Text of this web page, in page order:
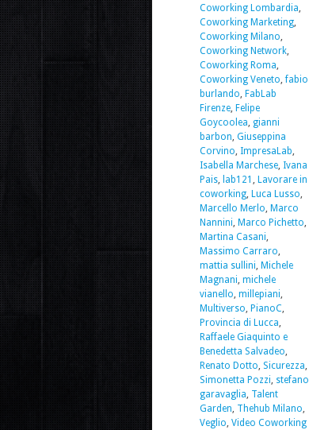
Coworking Lombardia,
Coworking Marketing,
Coworking Milano,
Coworking Network,
Coworking Roma,
Coworking Veneto,fabio
burlando, FabLab
Firenze, Felipe
Goycoolea, gianni
barbon, Giuseppina
Corvino, ImpresaLab,
Isabella Marchese, Ivana
Pais, lab121 , Lavorare in
coworking, Luca Lusso,
Marcello Merlo, Marco
Nannini, Marco Pichetto,
Martina Casani,
Massimo Carraro,
mattia sullini, Michele
Magnani, michele
vianello, millepiani,
Multiverso, PianoC,
Provincia di Lucca,
Raffaele Giaquinto e
Benedetta Salvadeo,
Renato Dotto, Sicurezza,
Simonetta Pozzi, stefano
garavaglia, Talent
Garden, Thehub Milano,
Veglio, Video Coworking